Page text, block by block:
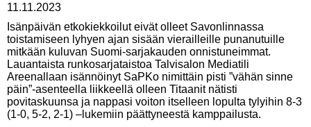
11.11.2023
Isänpäivän etkokiekkoilut eivät olleet Savonlinnassa
toistamiseen lyhyen ajan sisään vierailleille punanutuille
mitkään kuluvan Suomi-sarjakauden onnistuneimmat.
Lauantaista runkosarjataistoa Talvisalon Mediatili
Areenallaan isännöinyt SaPKo nimittäin pisti ”vähän sinne
päin”-asenteella liikkeellä olleen Titaanit nätisti
povitaskuunsa ja nappasi voiton itselleen lopulta tylyihin 8-3
(1-0, 5-2, 2-1) –lukemiin päättyneestä kamppailusta.